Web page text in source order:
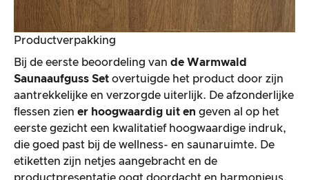
Productverpakking
Bij de eerste beoordeling van de Warmwald
Saunaaufguss Set overtuigde het product door zijn
aantrekkelijke en verzorgde uiterlijk. De afzonderlijke
flessen zien er hoogwaardig uit en geven al op het
eerste gezicht een kwalitatief hoogwaardige indruk,
die goed past bij de wellness- en saunaruimte. De
etiketten zijn netjes aangebracht en de